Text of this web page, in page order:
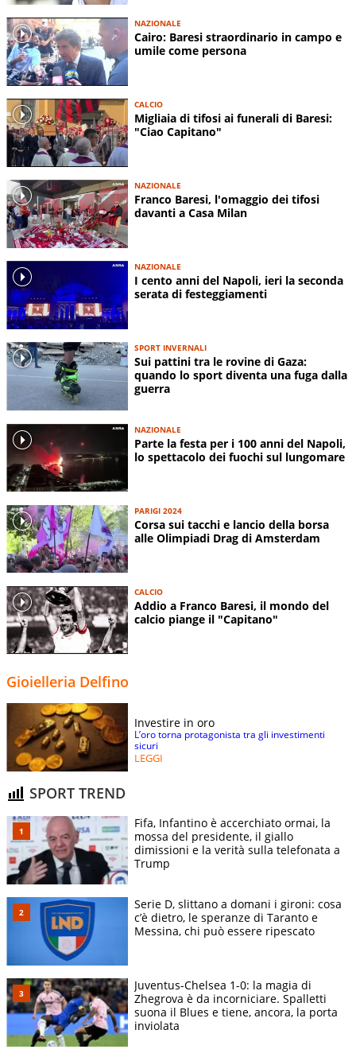
NAZIONALE
Cairo: Baresi straordinario in campo e
umile come persona
CALCIO
Migliaia di tifosi ai funerali di Baresi:
"Ciao Capitano"
NAZIONALE
Franco Baresi, l'omaggio dei tifosi
davanti a Casa Milan
NAZIONALE
I cento anni del Napoli, ieri la seconda
serata di festeggiamenti
SPORT INVERNALI
Sui pattini tra le rovine di Gaza:
quando lo sport diventa una fuga dalla
guerra
NAZIONALE
Parte la festa per i 100 anni del Napoli,
lo spettacolo dei fuochi sul lungomare
PARIGI 2024
Corsa sui tacchi e lancio della borsa
alle Olimpiadi Drag di Amsterdam
CALCIO
Addio a Franco Baresi, il mondo del
calcio piange il "Capitano"
Gioielleria Delfino
Investire in oro
L’oro torna protagonista tra gli investimenti
sicuri
LEGGI
SPORT TREND
Fifa, Infantino è accerchiato ormai, la
mossa del presidente, il giallo
dimissioni e la verità sulla telefonata a
Trump
Serie D, slittano a domani i gironi: cosa
c’è dietro, le speranze di Taranto e
Messina, chi può essere ripescato
Juventus-Chelsea 1-0: la magia di
Zhegrova è da incorniciare. Spalletti
suona il Blues e tiene, ancora, la porta
inviolata